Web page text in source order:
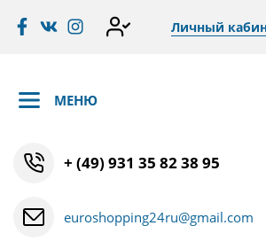
Личный
МЕНЮ
+ (49) 931 35 82 38 95
euroshopping24ru@gmail.com